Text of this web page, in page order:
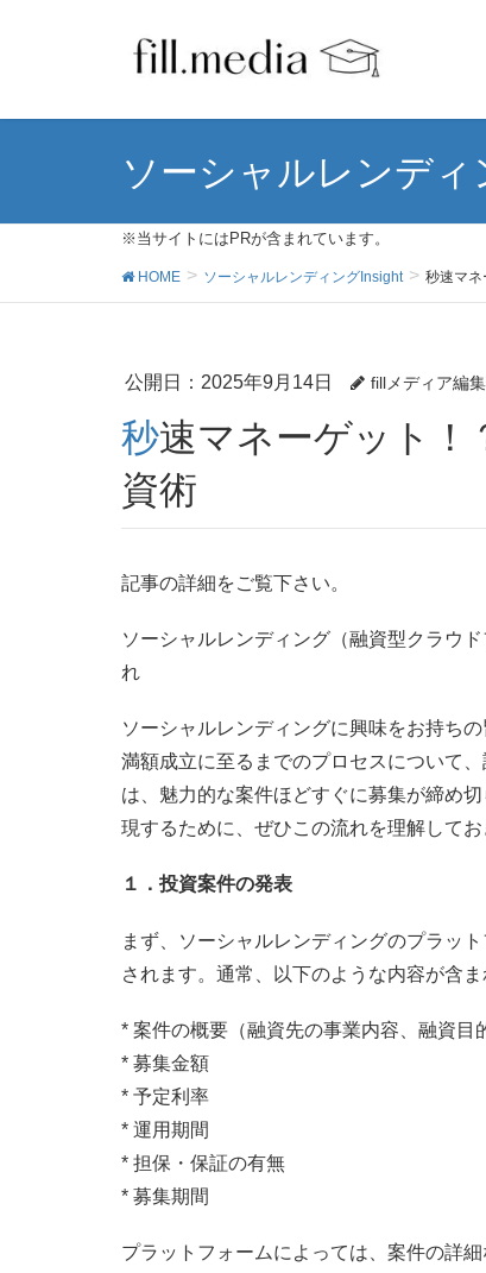
ソーシャルレンディ
※当サイトにはPRが含まれています。
HOME ソーシャルレンディングInsight 秒速マネ
公開日： 2025年9月14日 fillメディア編
秒速マネーゲット！？ソーシャルレンディング投
資術
記事の詳細をご覧下さい。
ソーシャルレンディング（融資型クラウ
れ
ソーシャルレンディングに興味をお持ち
満額成立に至るまでのプロセスについて
は、魅力的な案件ほどすぐに募集が締め
現するために、ぜひこの流れを理解してお
１．投資案件の発表
まず、ソーシャルレンディングのプラッ
されます。通常、以下のような内容が含ま
* 案件の概要（融資先の事業内容、融資目
* 募集金額
* 予定利率
* 運用期間
* 担保・保証の有無
* 募集期間
プラットフォームによっては、案件の詳